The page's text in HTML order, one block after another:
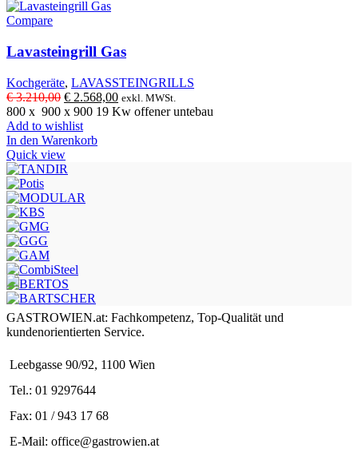
Compare
Lavasteingrill Gas
Kochgeräte, LAVASSTEINGRILLS
€3.210,00 Ursprünglicher
Preis
war:
€ 3.210,00
€ 2.568,00Aktueller
Preis
exkl. MWSt.
800 x 900 x 900 19 Kw offener untebau
Add to wishlist
In den Warenkorb
Quick view
GASTROWIEN.at: Fachkompetenz, Top-Qualität und
kundenorientierten Service.
Leebgasse 90/92, 1100 Wien
Tel.: 01 9297644
Fax: 01 / 943 17 68
E-Mail: office@gastrowien.at